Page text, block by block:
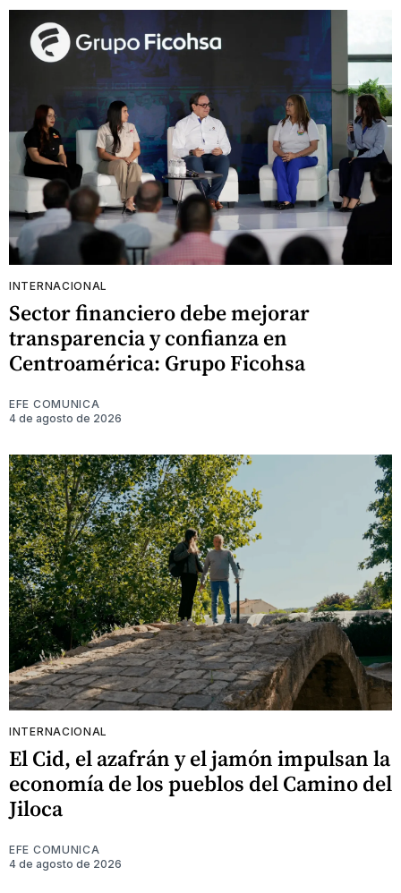
INTERNACIONAL
Sector financiero debe mejorar
transparencia y confianza en
Centroamérica: Grupo Ficohsa
EFE COMUNICA
4 de agosto de 2026
INTERNACIONAL
El Cid, el azafrán y el jamón impulsan la
economía de los pueblos del Camino del
Jiloca
EFE COMUNICA
4 de agosto de 2026